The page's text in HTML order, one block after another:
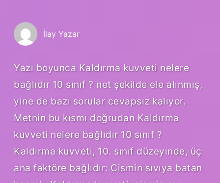
İlay Yazar
Yazı boyunca Kaldırma kuvveti nelere
bağlıdır 10 sınıf ? net şekilde ele alınmış,
yine de bazı sorular cevapsız kalıyor.
Metnin bu kısmı doğrudan Kaldırma
kuvveti nelere bağlıdır 10 sınıf ?
Kaldırma kuvveti, 10. sınıf düzeyinde, üç
ana faktöre bağlıdır: Cismin sıvıya batan